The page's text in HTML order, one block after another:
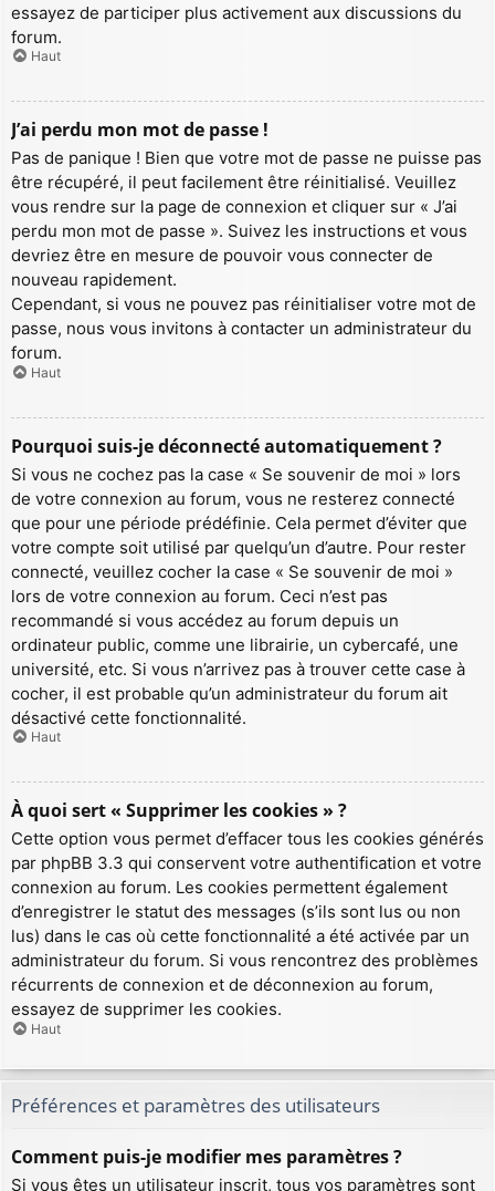
essayez de participer plus activement aux discussions du
forum.
Haut
J’ai perdu mon mot de passe !
Pas de panique ! Bien que votre mot de passe ne puisse pas
être récupéré, il peut facilement être réinitialisé. Veuillez
vous rendre sur la page de connexion et cliquer sur « J’ai
perdu mon mot de passe ». Suivez les instructions et vous
devriez être en mesure de pouvoir vous connecter de
nouveau rapidement.
Cependant, si vous ne pouvez pas réinitialiser votre mot de
passe, nous vous invitons à contacter un administrateur du
forum.
Haut
Pourquoi suis-je déconnecté automatiquement ?
Si vous ne cochez pas la case « Se souvenir de moi » lors
de votre connexion au forum, vous ne resterez connecté
que pour une période prédéfinie. Cela permet d’éviter que
votre compte soit utilisé par quelqu’un d’autre. Pour rester
connecté, veuillez cocher la case « Se souvenir de moi »
lors de votre connexion au forum. Ceci n’est pas
recommandé si vous accédez au forum depuis un
ordinateur public, comme une librairie, un cybercafé, une
université, etc. Si vous n’arrivez pas à trouver cette case à
cocher, il est probable qu’un administrateur du forum ait
désactivé cette fonctionnalité.
Haut
À quoi sert « Supprimer les cookies » ?
Cette option vous permet d’effacer tous les cookies générés
par phpBB 3.3 qui conservent votre authentification et votre
connexion au forum. Les cookies permettent également
d’enregistrer le statut des messages (s’ils sont lus ou non
lus) dans le cas où cette fonctionnalité a été activée par un
administrateur du forum. Si vous rencontrez des problèmes
récurrents de connexion et de déconnexion au forum,
essayez de supprimer les cookies.
Haut
Préférences et paramètres des utilisateurs
Comment puis-je modifier mes paramètres ?
Si vous êtes un utilisateur inscrit, tous vos paramètres sont